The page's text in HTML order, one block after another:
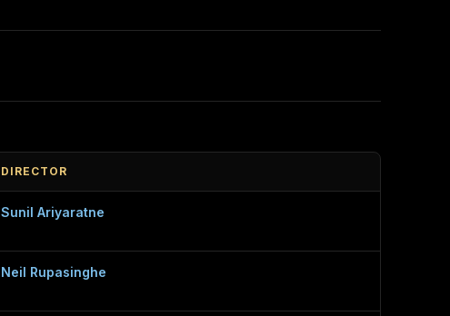
DIRECTOR
Sunil Ariyaratne
Neil Rupasinghe